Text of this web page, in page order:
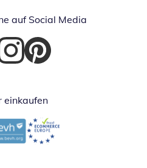
auf Social Media
neuem Fenster
in neuem Fenster
Öffnet in neuem Fenster
einkaufen
neuem Fenster
Öffnet in neuem Fenster